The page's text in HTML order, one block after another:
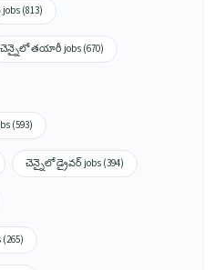
(813)
చెన్నైలో తయారీ jobs (670)
(593)
చెన్నైలో డ్రైవర్ jobs (394)